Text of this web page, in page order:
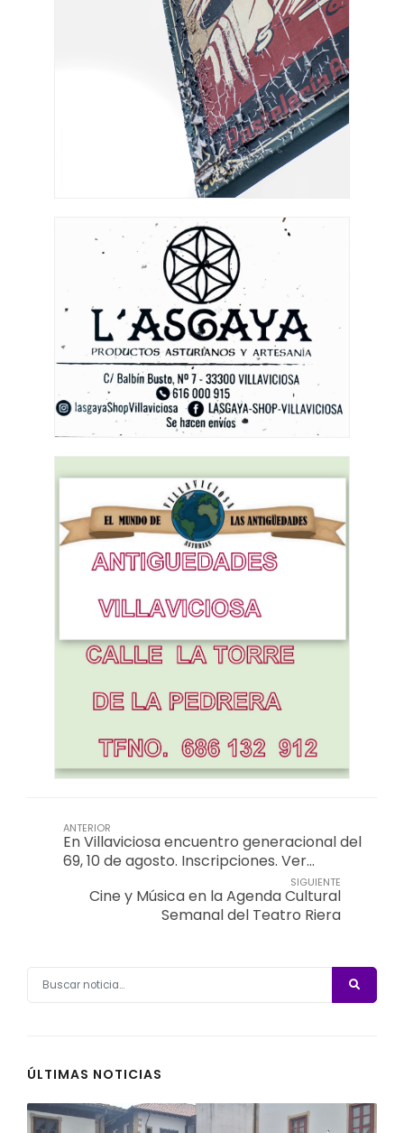
ANTERIOR
En Villaviciosa encuentro generacional del
69, 10 de agosto. Inscripciones. Ver…
SIGUIENTE
Cine y Música en la Agenda Cultural
Semanal del Teatro Riera
ÚLTIMAS NOTICIAS